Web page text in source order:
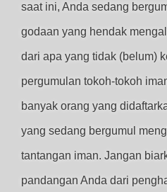
saat ini, Anda sedang
godaan yang hendak
dari apa yang tidak (belum)
pergumulan tokoh-tokoh
banyak orang yang
yang sedang bergumul
tantangan iman. Jangan
pandangan Anda dari